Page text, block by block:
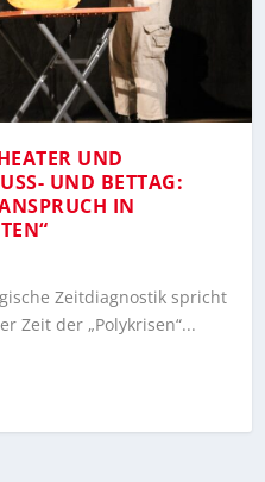
UND
UND BETTAG: „
IN C
Zeitdiagnostik spricht
Zeit der „Polykrisen“...